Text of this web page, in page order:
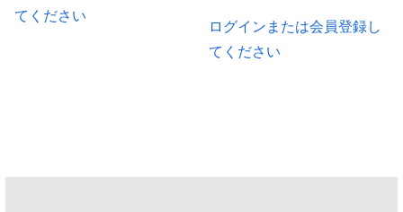
てください
ログインまたは会員登録し
てください